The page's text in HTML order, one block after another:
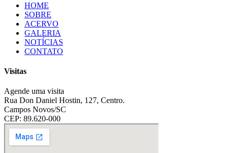
HOME
SOBRE
ACERVO
GALERIA
NOTÍCIAS
CONTATO
Visitas
Agende uma visita
Rua Don Daniel Hostin, 127, Centro.
Campos Novos/SC
CEP: 89.620-000